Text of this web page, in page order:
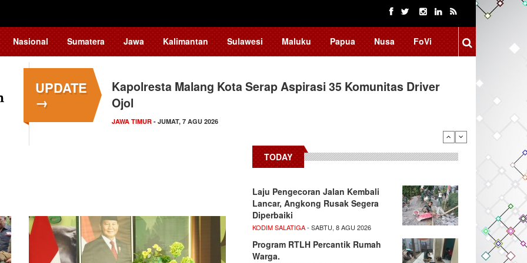
Nasional Sumatera Jawa Kalimantan Sulawesi Maluku Papua Nusa FoVi
UPDATE
→
Kapolresta Malang Kota Serap Aspirasi 35 Komunitas Driver
Ojol
JAWA TIMUR - JUMAT, 7 AGU 2026
TODAY
Laju Pengecoran Jalan Kembali
Lancar, Angkong Rusak Segera
Diperbaiki
KODIM SALATIGA- SABTU, 8 AGU 2026
Program RTLH Percantik Rumah
Warga.